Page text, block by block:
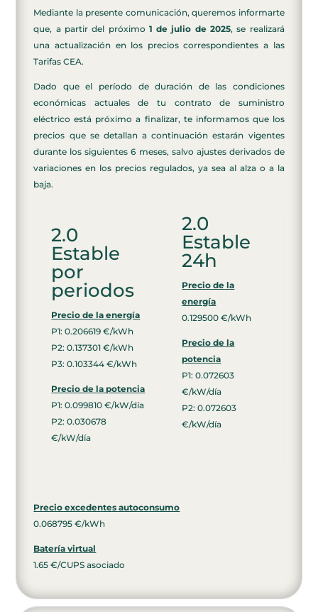
Mediante la presente comunicación, queremos informarte
que, a partir del próximo 1 de julio de 2025, se realizará
una actualización en los precios correspondientes a las
Tarifas CEA.
Dado que el período de duración de las condiciones
económicas actuales de tu contrato de suministro
eléctrico está próximo a finalizar, te informamos que los
precios que se detallan a continuación estarán vigentes
durante los siguientes 6 meses, salvo ajustes derivados de
variaciones en los precios regulados, ya sea al alza o a la
baja.
2.0
Estable
por
periodos
Precio de la energía
P1: 0.206619 €/kWh
P2: 0.137301 €/kWh
P3: 0.103344 €/kWh
Precio de la potencia
P1: 0.099810 €/kW/día
P2: 0.030678
€/kW/día
2.0
Estable
24h
Precio de la
energía
0.129500 €/kWh
Precio de la
potencia
P1: 0.072603
€/kW/día
P2: 0.072603
€/kW/día
Precio excedentes autoconsumo
0.068795 €/kWh
Batería virtual
1.65 €/CUPS asociado